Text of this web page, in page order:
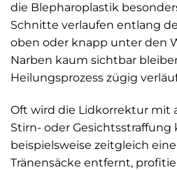
die Blepharoplastik
Schnitte verlaufen entlang
oben oder knapp unter den
Narben kaum sichtbar
Heilungsprozess zügig
Oft wird die Lidkorrektur mit
Stirn- oder
beispielsweise zeitgleich
Tränensäcke entfernt,